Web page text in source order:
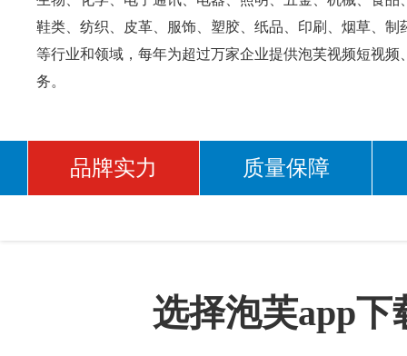
品牌实力 质量保障
鞋类、纺织、皮革、服饰、塑胶、纸品、印刷、烟草
等行业和领域，每年为超过万家企业提供泡芙视频短视频
务。
选择泡芙app